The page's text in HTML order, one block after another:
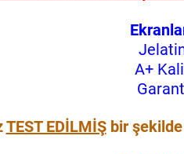
A+
TEST EDİLMİŞbir şekilde